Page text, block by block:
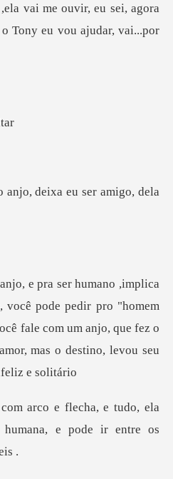
, eu sei, agora
anjo, deixa eu ser ami
ode pedir pro "homem
fale com um anjo, que fez o
e tudo, ela
e